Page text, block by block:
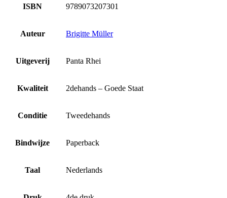
ISBN 9789073207301
Auteur Brigitte Müller
Uitgeverij Panta Rhei
Kwaliteit 2dehands – Goede Staat
Conditie Tweedehands
Bindwijze Paperback
Taal Nederlands